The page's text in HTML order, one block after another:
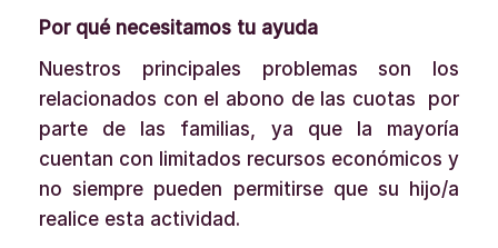
Por qué necesitamos tu ayuda
Nuestros principales problemas son los
relacionados con el abono de las cuotas por
parte de las familias, ya que la mayoría
cuentan con limitados recursos económicos y
no siempre pueden permitirse que su hijo/a
realice esta actividad.